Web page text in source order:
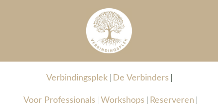
Verbindingsplek De Verbinders
Voor Professionals Workshops Reserveren